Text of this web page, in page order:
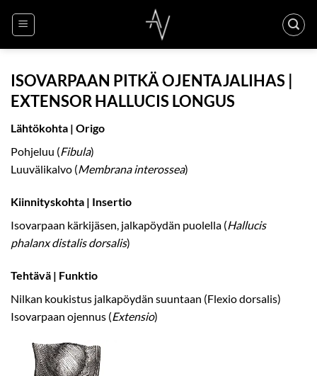
ISOVARPAAN PITKÄ OJENTAJALIHAS |
EXTENSOR HALLUCIS LONGUS
Lähtökohta | Origo
Pohjeluu (Fibula)
Luuvälikalvo (Membrana interossea)
Kiinnityskohta | Insertio
Isovarpaan kärkijäsen, jalkapöydän puolella (Hallucis
phalanx distalis dorsalis)
Tehtävä | Funktio
Nilkan koukistus jalkapöydän suuntaan (Flexio dorsalis)
Isovarpaan ojennus (Extensio)